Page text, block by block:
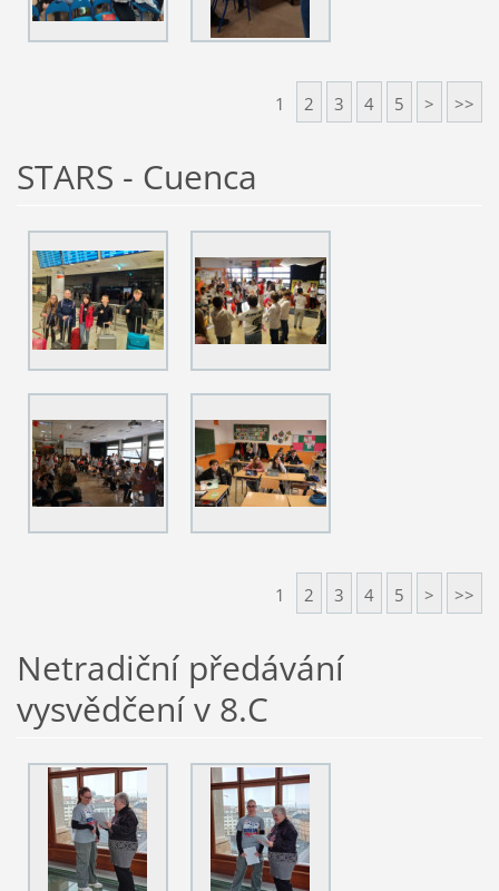
1 2 3 4 5 > >>
STARS - Cuenca
1 2 3 4 5 > >>
Netradiční předávání
vysvědčení v 8.C